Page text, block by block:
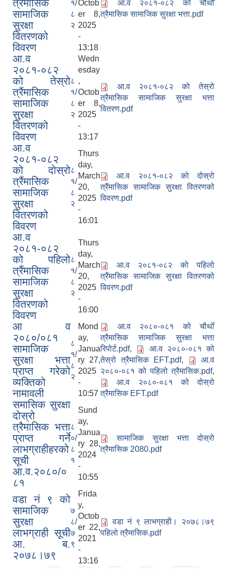
त्रैंमासिक
सामाजिक
सुरक्षा
वितरणको
विवरण
१/
८
२
Octob
er 8,
2025
-
13:18
आ.व २०८१-०८२ को चौथौँ
त्रैमासिक सामाजिक सुरक्षा भत्ता.pdf
आ.व
२०८१-०८२
को तेस्रो
त्रैंमासिक
सामाजिक
सुरक्षा
वितरणको
विवरण
८
१/
८
२
Wedn
esday
,
Octob
er 8,
2025
-
13:17
आ.व २०८१-०८२ को तेस्रो
त्रैमासिक सामाजिक सुरक्षा भत्ता
वितरण.pdf
आ.व
२०८१-०८२
को दोस्रो
त्रैंमासिक
सामाजिक
सुरक्षा
वितरणको
विवरण
८
१/
८
२
Thurs
day,
March
20,
2025
-
16:01
आ.व २०८१-०८२ को दोस्रो
त्रैंमासिक सामाजिक सुरक्षा वितरणको
विवरण.pdf
आ.व
२०८१-०८२
को पहिलो
त्रैंमासिक
सामाजिक
सुरक्षा
वितरणको
विवरण
८
१/
८
२
Thurs
day,
March
20,
2025
-
16:00
आ.व २०८१-०८२ को पहिलो
त्रैंमासिक सामाजिक सुरक्षा वितरणको
विवरण.pdf
आ व
२०८०/०८१
सामाजिक
सुरक्षा भत्ता
प्राप्त गरेको
व्यक्तिको
नामावली
८
१/
८
२
Mond
ay,
Janua
ry 27,
2025
-
10:57
आ.व २०८०-०८१ को चौथोँ
त्रैमासिक सामाजिक सुरक्षा भत्ता
रिपोर्ट.pdf,
आ.व २०८०-०८१ को
तेस्रो त्रैमासिक EFT.pdf,
आ.व
२०८०-०८१ को पहिलो त्रैमासिक.pdf,
आ.व २०८०-०८१ को दोस्रो
त्रैमासिक EFT.pdf
समासिक सुरक्षा
दोस्रो
त्रैमासिक भत्ता
प्राप्त गर्ने
लाभग्राहीहरको
सूची
आ.व.२०८०/०
८१
८
०/
८
१
Sund
ay,
Janua
ry 28,
2024
-
10:55
सामाजिक सुरक्षा भत्ता दोस्रो
त्रैमासिक 2080.pdf
वडा नं ९ को
सामाजिक
सुरक्षा
लाभग्राही सूची
आ. ब.
२०७८।७९
७
८/
७
९
Frida
y,
Octob
er 22,
2021
-
13:16
वडा नं ९ लाभग्राही। २०७८।७९
पहिलो त्रैमासिक.pdf